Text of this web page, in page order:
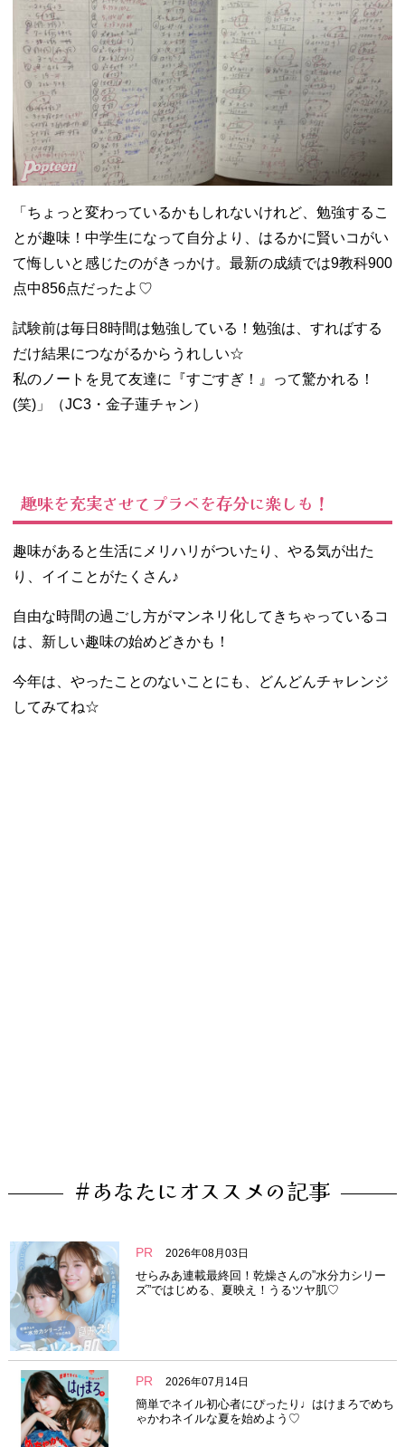
「ちょっと変わっているかもしれないけれど、勉強するこ
とが趣味！中学生になって自分より、はるかに賢いコがい
て悔しいと感じたのがきっかけ。最新の成績では9教科900
点中856点だったよ♡
試験前は毎日8時間は勉強している！勉強は、すればする
だけ結果につながるからうれしい☆
私のノートを見て友達に『すごすぎ！』って驚かれる！
(笑)」（JC3・金子蓮チャン）
趣味を充実させてプラベを存分に楽しも！
趣味があると生活にメリハリがついたり、やる気が出た
り、イイことがたくさん♪
自由な時間の過ごし方がマンネリ化してきちゃっているコ
は、新しい趣味の始めどきかも！
今年は、やったことのないことにも、どんどんチャレンジ
してみてね☆
#あなたにオススメの記事
PR 2026年08月03日
せらみあ連載最終回！乾燥さんの”水分力シリー
ズ”ではじめる、夏映え！うるツヤ肌♡
PR 2026年07月14日
簡単でネイル初心者にぴったり♩はけまろでめち
ゃかわネイルな夏を始めよう♡